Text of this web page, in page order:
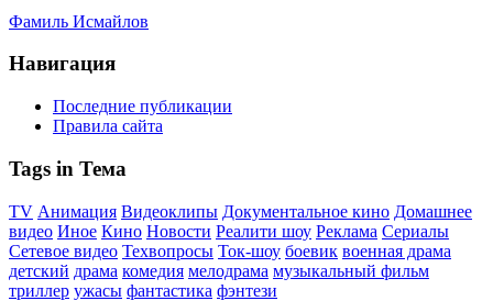
Фамиль Исмайлов
Навигация
Последние публикации
Правила сайта
Tags in Тема
TV Анимация Видеоклипы Документальное кино Домашнее
видео Иное Кино Новости Реалити шоу Реклама Сериалы
Сетевое видео Техвопросы Ток-шоу боевик военная драма
детский драма комедия мелодрама музыкальный фильм
триллер ужасы фантастика фэнтези